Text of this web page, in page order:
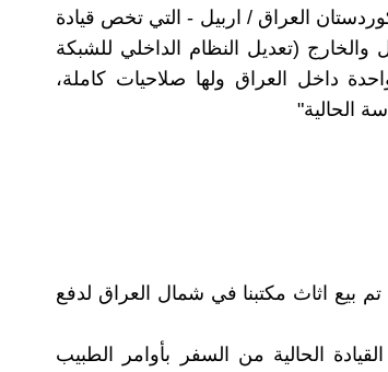
العراق / اربيل - التي تخص قيادة
(تعديل النظام الداخلي للشبكة
داخل العراق ولها صلاحيات كاملة،
الحالية"
بيع اثاث مكتبنا في شمال العراق لدفع
الحالية من السفر بأوامر الطبيب